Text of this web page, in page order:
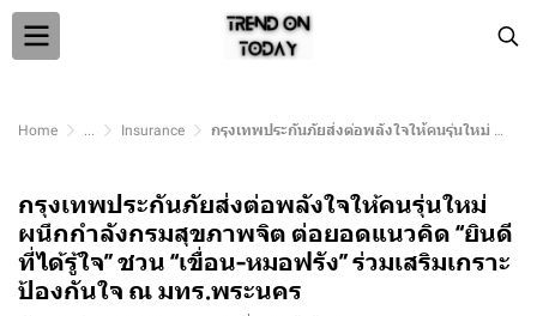
Home ... Insurance กรุงเทพประกันภัยส่งต่อพลังใจให้คนรุ่นใหม่ ผนึกกำลังกรมสุขภาพจิต ต่อยอดแนวคิด “ยินดีที่ได้รู้ใจ” ชวน “เขื่อน-หมอฟรัง” ร่วมเสริมเกราะป้องกันใจ ณ มทร.พระนคร
กรุงเทพประกันภัยส่งต่อพลังใจให้คนรุ่นใหม่
ผนึกกำลังกรมสุขภาพจิต ต่อยอดแนวคิด “ยินดี
ที่ได้รู้ใจ” ชวน “เขื่อน-หมอฟรัง” ร่วมเสริมเกราะ
ป้องกันใจ ณ มทร.พระนคร